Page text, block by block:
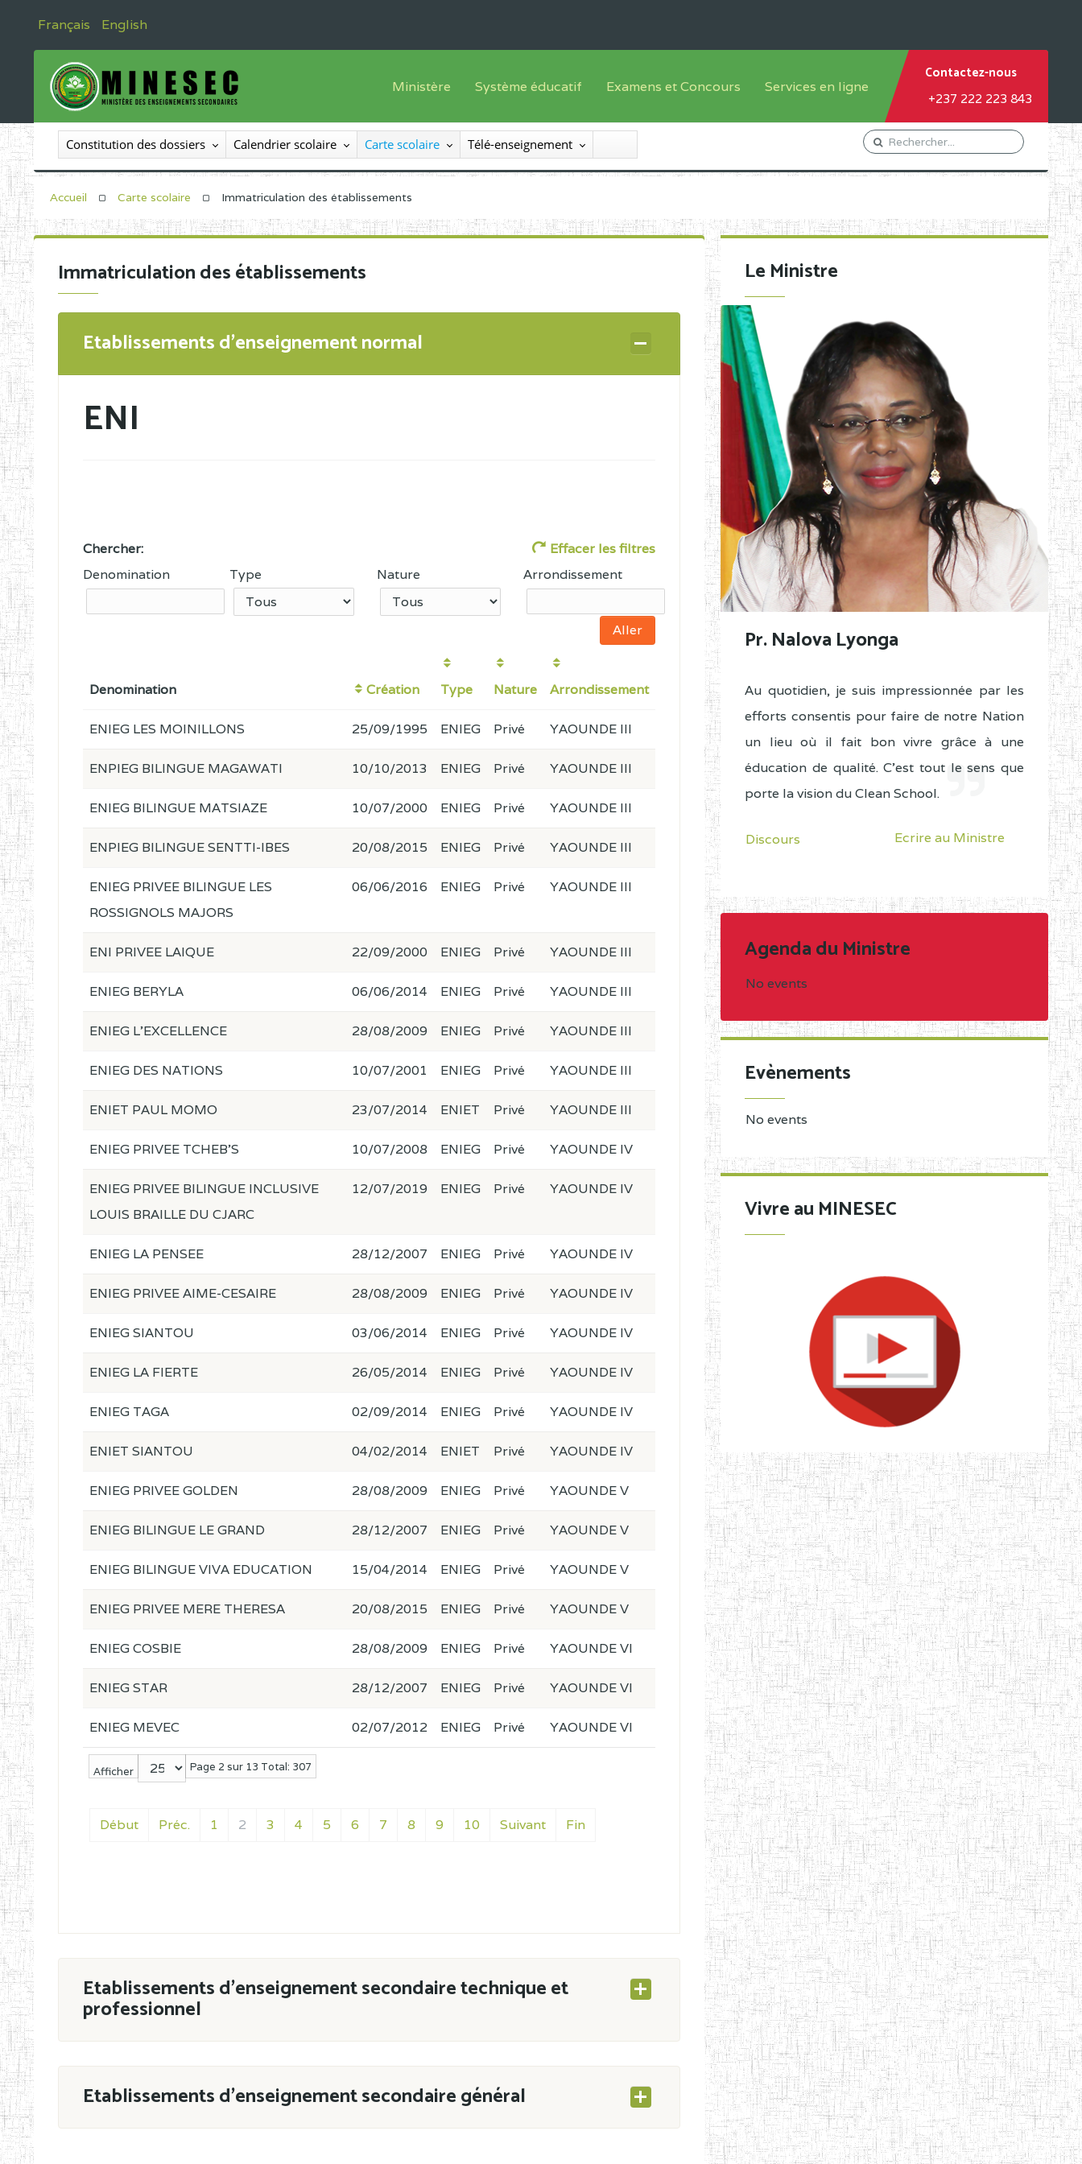
Français English
Ministère
Le Ministre
Le SEESEN
Inspection Générale des Enseignements
Organigramme
Système éducatif
Offre de formation
Sous système francophone
Progammes d'études
Examens et Concours
Inscriptions
Liste des candidats
Diplômes disponibles
Services en ligne
Orientation Conseil
Gestion du Personnel
Demande de subvention
Contactez-nous
+237 222 223 843
Constitution des dossiers Calendrier scolaire Carte scolaire Télé-enseignement
Accueil Carte scolaire Immatriculation des établissements
Immatriculation des établissements
Etablissements d'enseignement normal
ENI
Chercher:
Effacer les filtres
Denomination
Type Nature Arrondissement
Denomination Création Type Nature Arrondissement
Afficher Page 2 sur 13 Total: 307
Début Préc. 1 2 3 4 5 6 7 8 9 10 Suivant Fin
ENIEG LES MOINILLONS 25/09/1995 ENIEG Privé YAOUNDE III
ENPIEG BILINGUE MAGAWATI 10/10/2013 ENIEG Privé YAOUNDE III
ENIEG BILINGUE MATSIAZE 10/07/2000 ENIEG Privé YAOUNDE III
ENPIEG BILINGUE SENTTI-IBES 20/08/2015 ENIEG Privé YAOUNDE III
ENIEG PRIVEE BILINGUE LES
ROSSIGNOLS MAJORS
06/06/2016 ENIEG Privé YAOUNDE III
ENI PRIVEE LAIQUE 22/09/2000 ENIEG Privé YAOUNDE III
ENIEG BERYLA 06/06/2014 ENIEG Privé YAOUNDE III
ENIEG L'EXCELLENCE 28/08/2009 ENIEG Privé YAOUNDE III
ENIEG DES NATIONS 10/07/2001 ENIEG Privé YAOUNDE III
ENIET PAUL MOMO 23/07/2014 ENIET Privé YAOUNDE III
ENIEG PRIVEE TCHEB'S 10/07/2008 ENIEG Privé YAOUNDE IV
ENIEG PRIVEE BILINGUE INCLUSIVE
LOUIS BRAILLE DU CJARC
12/07/2019 ENIEG Privé YAOUNDE IV
ENIEG LA PENSEE 28/12/2007 ENIEG Privé YAOUNDE IV
ENIEG PRIVEE AIME-CESAIRE 28/08/2009 ENIEG Privé YAOUNDE IV
ENIEG SIANTOU 03/06/2014 ENIEG Privé YAOUNDE IV
ENIEG LA FIERTE 26/05/2014 ENIEG Privé YAOUNDE IV
ENIEG TAGA 02/09/2014 ENIEG Privé YAOUNDE IV
ENIET SIANTOU 04/02/2014 ENIET Privé YAOUNDE IV
ENIEG PRIVEE GOLDEN 28/08/2009 ENIEG Privé YAOUNDE V
ENIEG BILINGUE LE GRAND 28/12/2007 ENIEG Privé YAOUNDE V
ENIEG BILINGUE VIVA EDUCATION 15/04/2014 ENIEG Privé YAOUNDE V
ENIEG PRIVEE MERE THERESA 20/08/2015 ENIEG Privé YAOUNDE V
ENIEG COSBIE 28/08/2009 ENIEG Privé YAOUNDE VI
ENIEG STAR 28/12/2007 ENIEG Privé YAOUNDE VI
ENIEG MEVEC 02/07/2012 ENIEG Privé YAOUNDE VI
Etablissements d'enseignement secondaire technique et
professionnel
ESTP
Etablissements d'enseignement secondaire général
Le Ministre
Pr. Nalova Lyonga
Au quotidien, je suis impressionnée par les
efforts consentis pour faire de notre Nation
un lieu où il fait bon vivre grâce à une
éducation de qualité. C'est tout le sens que
porte la vision du Clean School.
Discours Ecrire au Ministre
Agenda du Ministre
No events
Evènements
No events
Vivre au MINESEC